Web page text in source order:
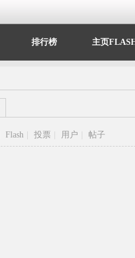
排行榜 主页
Flash 投票 用户 帖子